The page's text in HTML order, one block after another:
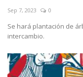
Sep 7, 2023 0
Se hará plantación de
intercambio.